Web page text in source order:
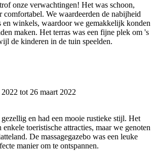
onze verwachtingen! Het was schoon,
comfortabel. We waardeerden de nabijheid
en winkels, waardoor we gemakkelijk konden
maken. Het terras was een fijne plek om 's
de kinderen in de tuin speelden.
tot 26 maart 2022
en had een mooie rustieke stijl. Het
enkele toeristische attracties, maar we genoten
De massagegazebo was een leuke
manier om te ontspannen.